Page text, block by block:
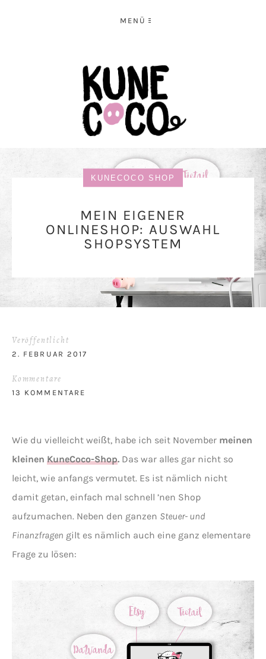
MENÜ
KUNECOCO SHOP
MEIN EIGENER
ONLINESHOP: AUSWAHL
SHOPSYSTEM
Veröffentlicht
2. FEBRUAR 2017
Kommentare
13 KOMMENTARE
Wie du vielleicht weißt, habe ich seit November meinen
kleinen KuneCoco-Shop. Das war alles gar nicht so
leicht, wie anfangs vermutet. Es ist nämlich nicht
damit getan, einfach mal schnell ’nen Shop
aufzumachen. Neben den ganzen Steuer- und
Finanzfragen gilt es nämlich auch eine ganz elementare
Frage zu lösen: